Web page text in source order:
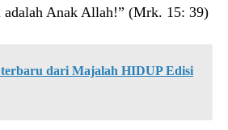
adalah Anak Allah!” (Mrk. 15: 39)
terbaru dari Majalah HIDUP Edisi